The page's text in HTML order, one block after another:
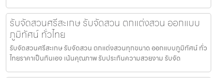
รับจัดสวนศรีสะเกษ รับจัดสวน ตกแต่งสวน ออกแบบ
ภูมิทัศน์ ทั่วไทย
รับจัดสวนศรีสะเกษ รับจัดสวน ตกแต่งสวนทุกขนาด ออกแบบภูมิทัศน์ ทั่ว
ไทยราคาเป็นกันเอง เน้นคุณภาพ รับประกันความสวยงาม รับจัด